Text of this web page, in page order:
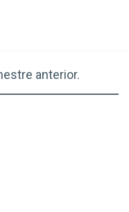
anterior.